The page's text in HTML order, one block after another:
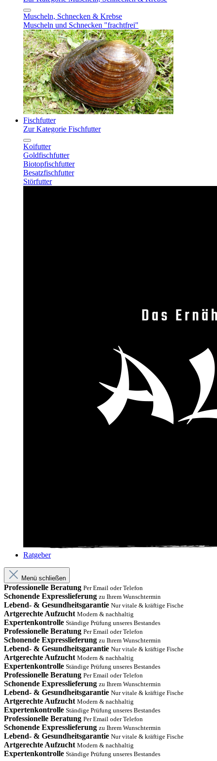
Muscheln, Schnecken & Krebse
Muscheln und Schnecken "frachtfrei"
Fischfutter
Zur Kategorie Fischfutter
Koifutter
Goldfischfutter
Biotopfischfutter
Besatzfischfutter
Störfutter
Ratgeber
Menü schließen
Professionelle Beratung Per Email oder Telefon
Schonende Expresslieferung zu Ihrem Wunschtermin
Lebend- & Gesundheitsgarantie Nur vitale & kräftige Fische
Artgerechte Aufzucht Modern & nachhaltig
Expertenkontrolle Ständige Prüfung unseres Bestandes
Professionelle Beratung Per Email oder Telefon
Schonende Expresslieferung zu Ihrem Wunschtermin
Lebend- & Gesundheitsgarantie Nur vitale & kräftige Fische
Artgerechte Aufzucht Modern & nachhaltig
Expertenkontrolle Ständige Prüfung unseres Bestandes
Professionelle Beratung Per Email oder Telefon
Schonende Expresslieferung zu Ihrem Wunschtermin
Lebend- & Gesundheitsgarantie Nur vitale & kräftige Fische
Artgerechte Aufzucht Modern & nachhaltig
Expertenkontrolle Ständige Prüfung unseres Bestandes
Professionelle Beratung Per Email oder Telefon
Schonende Expresslieferung zu Ihrem Wunschtermin
Lebend- & Gesundheitsgarantie Nur vitale & kräftige Fische
Artgerechte Aufzucht Modern & nachhaltig
Expertenkontrolle Ständige Prüfung unseres Bestandes